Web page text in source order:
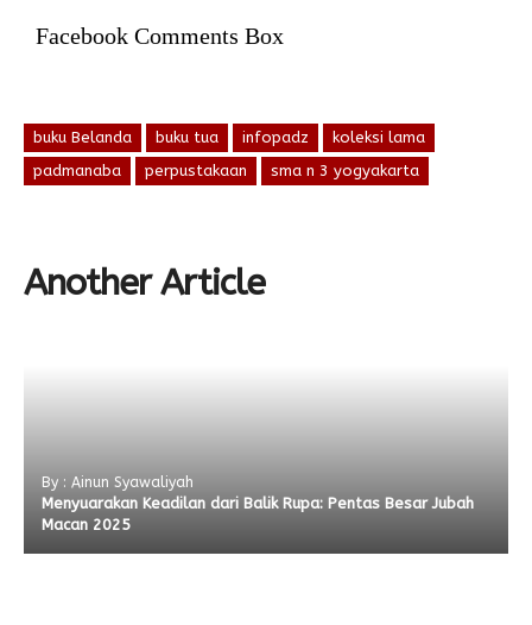
Facebook Comments Box
buku Belanda buku tua infopadz
koleksi lama
padmanaba
perpustakaan sma n 3 yogyakarta
Another Article
By : Ainun Syawaliyah
Menyuarakan Keadilan dari Balik Rupa: Pentas Besar Jubah
Macan 2025